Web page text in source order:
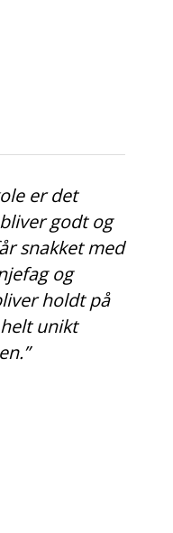
er det
godt og
snakket med
og
holdt på
unikt